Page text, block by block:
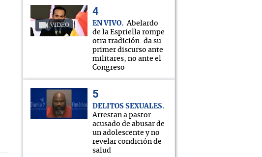
VIDEO EN VIVO
Abelardo
de la Espriella rompe
otra tradición: da su
primer discurso ante
militares, no ante el
Congreso
DELITOS SEXUALES
Arrestan a pastor
acusado de abusar de
un adolescente y no
revelar condición de
salud